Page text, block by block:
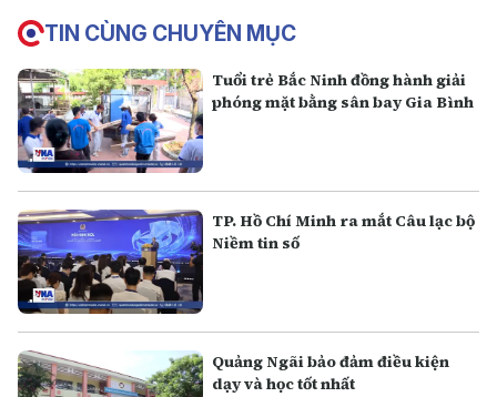
TIN CÙNG CHUYÊN MỤC
Tuổi trẻ Bắc Ninh đồng hành giải
phóng mặt bằng sân bay Gia Bình
TP. Hồ Chí Minh ra mắt Câu lạc bộ
Niềm tin số
Quảng Ngãi bảo đảm điều kiện
dạy và học tốt nhất